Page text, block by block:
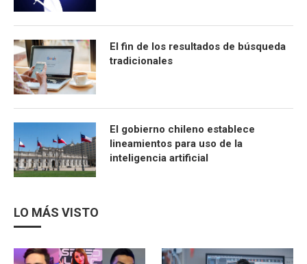
El fin de los resultados de búsqueda
tradicionales
El gobierno chileno establece
lineamientos para uso de la
inteligencia artificial
LO MÁS VISTO